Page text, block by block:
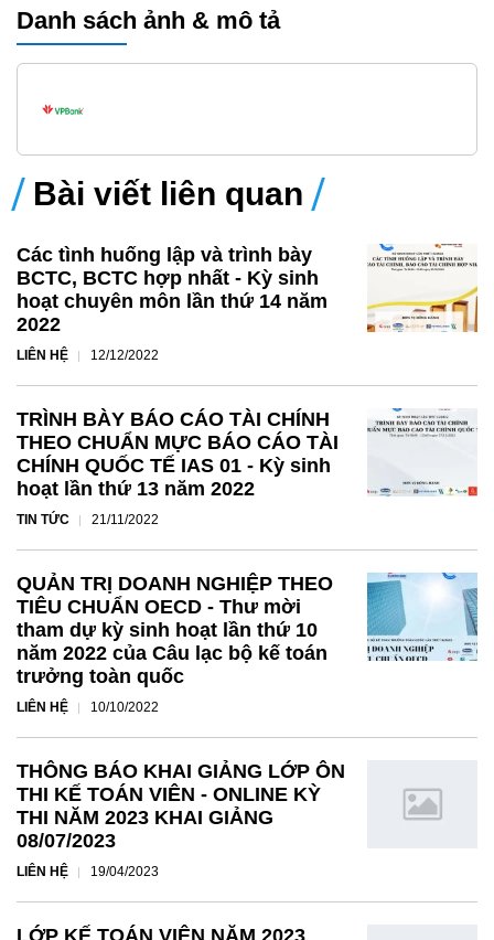
Ban Chủ nhiệm Câu lạc bộ trân trọng kính mời Anh/Chị
hội viên tham gia đẩy đủ để buổi sinhhoạtthành công.
Danh sách ảnh & mô tả
Bài viết liên quan
Các tình huống lập và trình bày
BCTC, BCTC hợp nhất - Kỳ sinh
hoạt chuyên môn lần thứ 14 năm
2022
LIÊN HỆ 12/12/2022
TRÌNH BÀY BÁO CÁO TÀI CHÍNH
THEO CHUẨN MỰC BÁO CÁO TÀI
CHÍNH QUỐC TẾ IAS 01 - Kỳ sinh
hoạt lần thứ 13 năm 2022
TIN TỨC 21/11/2022
QUẢN TRỊ DOANH NGHIỆP THEO
TIÊU CHUẨN OECD - Thư mời
tham dự kỳ sinh hoạt lần thứ 10
năm 2022 của Câu lạc bộ kế toán
trưởng toàn quốc
LIÊN HỆ 10/10/2022
THÔNG BÁO KHAI GIẢNG LỚP ÔN
THI KẾ TOÁN VIÊN - ONLINE KỲ
THI NĂM 2023 KHAI GIẢNG
08/07/2023
LIÊN HỆ 19/04/2023
LỚP KẾ TOÁN VIÊN NĂM 2023